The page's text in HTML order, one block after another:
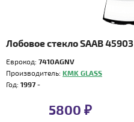
Лобовое стекло SAAB 45903
Еврокод: 7410AGNV
Производитель: KMK GLASS
Год: 1997 -
5800 ₽